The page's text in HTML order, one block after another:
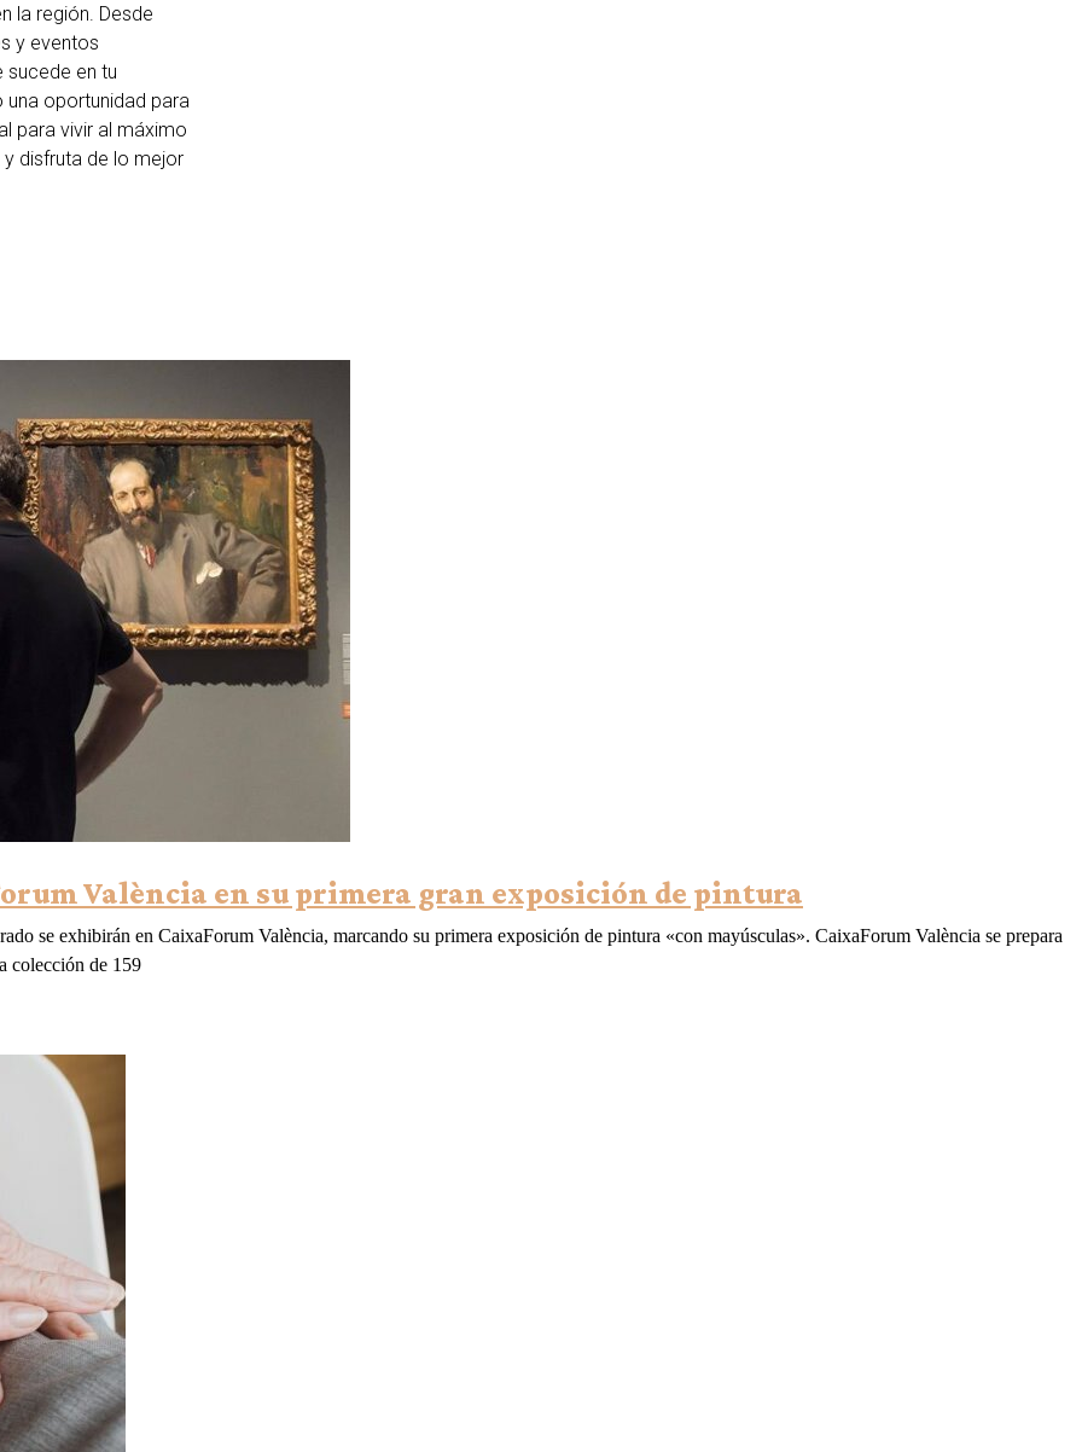
la región. Desde
y eventos
sucede en tu
una oportunidad para
para vivir al máximo
y disfruta de lo mejor
València en su primera gran exposición de pintura
se exhibirán en CaixaForum València, marcando su primera exposición de pintura «con mayúsculas». CaixaForum València se prepara
colección de 159